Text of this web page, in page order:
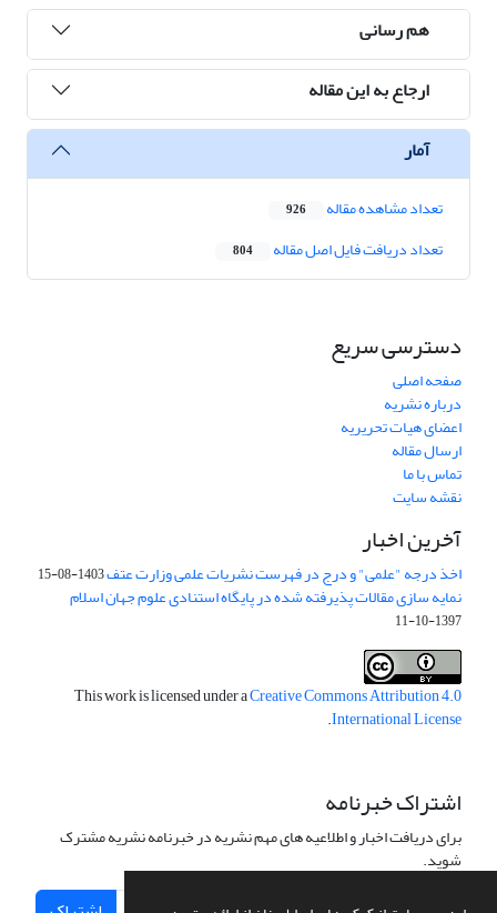
هم رسانی
ارجاع به این مقاله
آمار
تعداد مشاهده مقاله 926
تعداد دریافت فایل اصل مقاله 804
دسترسی سریع
صفحه اصلی
درباره نشریه
اعضای هیات تحریریه
ارسال مقاله
تماس با ما
نقشه سایت
آخرین اخبار
اخذ درجه "علمی" و درج در فهرست نشریات علمی وزارت عتف1403-08-15
نمایه سازی مقالات پذیرفته شده در پایگاه استنادی علوم جهان اسلام
1397-10-11
This work is licensed under aCreative Commons Attribution 4.0
International License
.
اشتراک خبرنامه
برای دریافت اخبار و اطلاعیه های مهم نشریه در خبرنامه نشریه مشترک
شوید.